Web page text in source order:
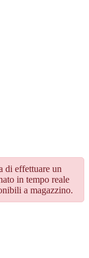
di effettuare un
in tempo reale
a magazzino.